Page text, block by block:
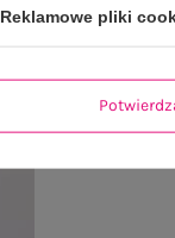
Reklamowe pliki